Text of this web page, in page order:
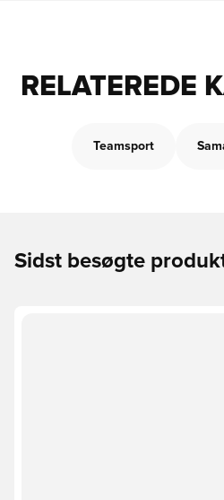
RELATEREDE
Teamsport
Sidst besøgte